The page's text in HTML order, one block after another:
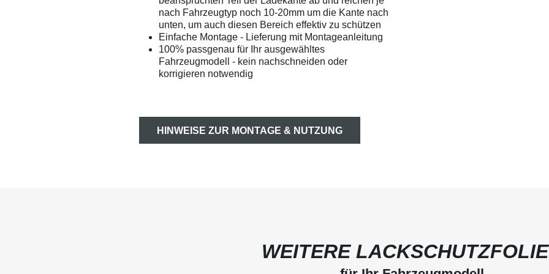
nach Fahrzeugtyp noch 10-20mm um die Kante nach
unten, um auch diesen Bereich effektiv zu schützen
Einfache Montage - Lieferung mit Montageanleitung
100% passgenau für Ihr ausgewähltes
Fahrzeugmodell - kein nachschneiden oder
korrigieren notwendig
HINWEISE ZUR MONTAGE & NUTZUNG
WEITERE